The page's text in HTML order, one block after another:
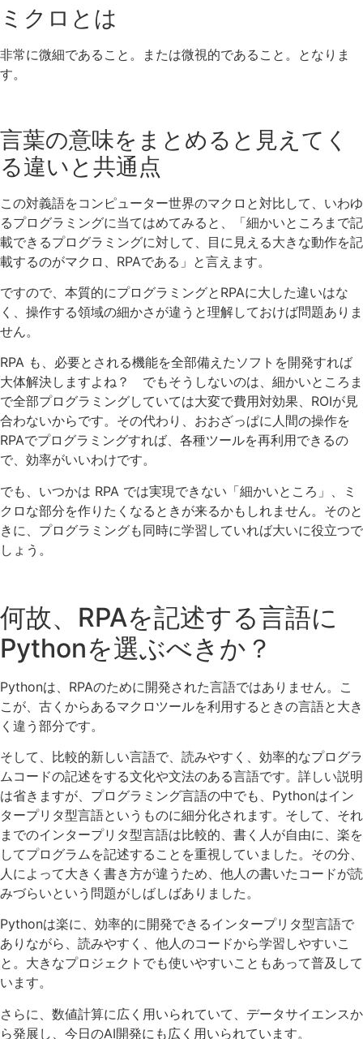
ミクロとは
非常に微細であること。または微視的であること。となりま
す。
言葉の意味をまとめると見えてく
る違いと共通点
この対義語をコンピューター世界のマクロと対比して、いわゆ
るプログラミングに当てはめてみると、「細かいところまで記
載できるプログラミングに対して、目に見える大きな動作を記
載するのがマクロ、RPAである」と言えます。
ですので、本質的にプログラミングとRPAに大した違いはな
く、操作する領域の細かさが違うと理解しておけば問題ありま
せん。
RPA も、必要とされる機能を全部備えたソフトを開発すれば
大体解決しますよね？ でもそうしないのは、細かいところま
で全部プログラミングしていては大変で費用対効果、ROIが見
合わないからです。その代わり、おおざっぱに人間の操作を
RPAでプログラミングすれば、各種ツールを再利用できるの
で、効率がいいわけです。
でも、いつかは RPA では実現できない「細かいところ」、ミ
クロな部分を作りたくなるときが来るかもしれません。そのと
きに、プログラミングも同時に学習していれば大いに役立つで
しょう。
何故、RPAを記述する言語に
Pythonを選ぶべきか？
Pythonは、RPAのために開発された言語ではありません。こ
こが、古くからあるマクロツールを利用するときの言語と大き
く違う部分です。
そして、比較的新しい言語で、読みやすく、効率的なプログラ
ムコードの記述をする文化や文法のある言語です。詳しい説明
は省きますが、プログラミング言語の中でも、Pythonはイン
タープリタ型言語というものに細分化されます。そして、それ
までのインタープリタ型言語は比較的、書く人が自由に、楽を
してプログラムを記述することを重視していました。その分、
人によって大きく書き方が違うため、他人の書いたコードが読
みづらいという問題がしばしばありました。
Pythonは楽に、効率的に開発できるインタープリタ型言語で
ありながら、読みやすく、他人のコードから学習しやすいこ
と。大きなプロジェクトでも使いやすいこともあって普及して
います。
さらに、数値計算に広く用いられていて、データサイエンスか
ら発展し、今日のAI開発にも広く用いられています。